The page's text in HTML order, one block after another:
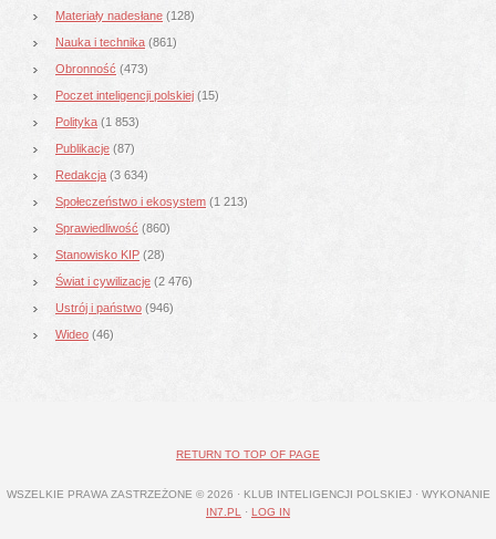
Materiały nadesłane (128)
Nauka i technika (861)
Obronność (473)
Poczet inteligencji polskiej (15)
Polityka (1 853)
Publikacje (87)
Redakcja (3 634)
Społeczeństwo i ekosystem (1 213)
Sprawiedliwość (860)
Stanowisko KIP (28)
Świat i cywilizacje (2 476)
Ustrój i państwo (946)
Wideo (46)
RETURN TO TOP OF PAGE
WSZELKIE PRAWA ZASTRZEŻONE © 2026 · KLUB INTELIGENCJI POLSKIEJ · WYKONANIE
IN7.PL
· LOG IN